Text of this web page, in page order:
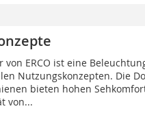
von ERCO ist eine
Nutzungskonzepten. Die
bieten hohen
von...